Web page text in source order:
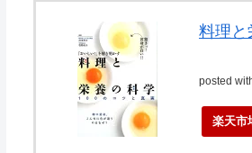
料理と
posted
楽天市